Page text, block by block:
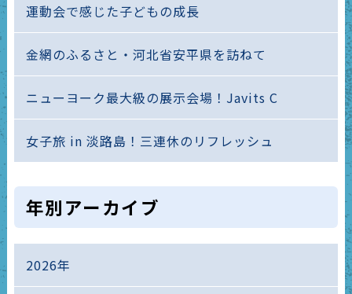
運動会で感じた子どもの成長
金網のふるさと・河北省安平県を訪ねて
ニューヨーク最大級の展示会場！Javits C
女子旅 in 淡路島！三連休のリフレッシュ
年別アーカイブ
2026年